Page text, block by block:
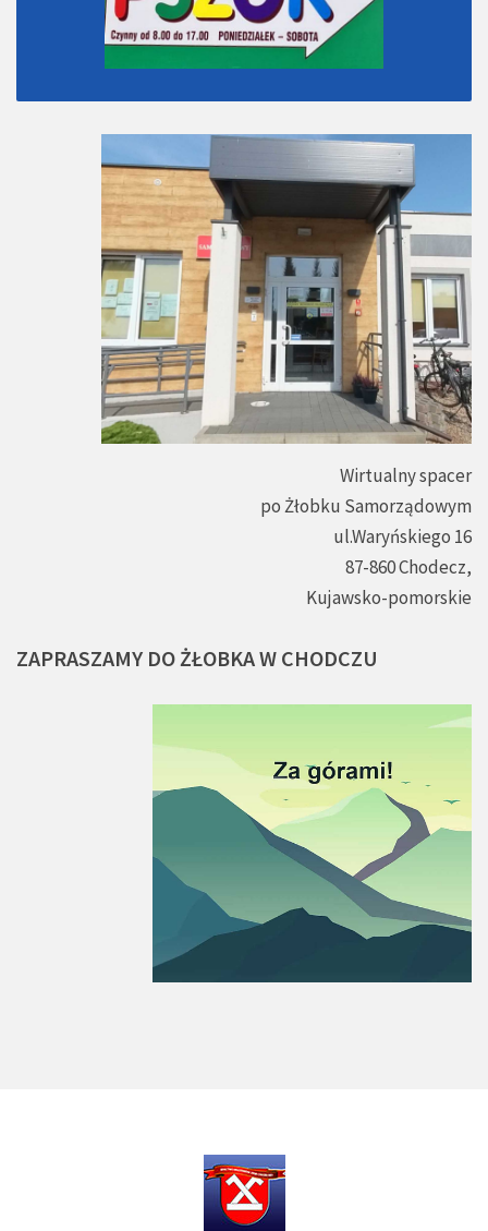
Wirtualny spacer
po Żłobku Samorządowym
ul.Waryńskiego 16
87-860 Chodecz,
Kujawsko-pomorskie
ZAPRASZAMY DOŻŁOBKAW CHODCZU